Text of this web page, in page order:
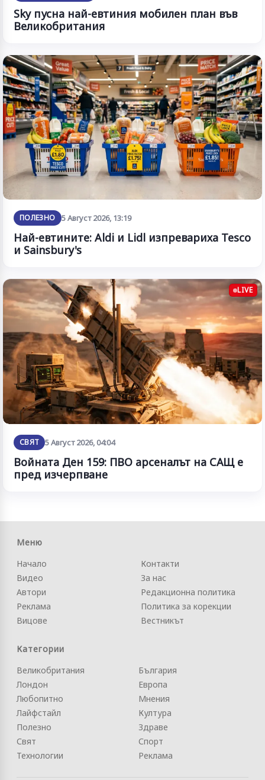
Sky пусна най-евтиния мобилен план във
Великобритания
ПОЛЕЗНО 5 Август 2026, 13:19
Най-евтините: Aldi и Lidl изпревариха Tesco
и Sainsbury's
LIVE
СВЯТ 5 Август 2026, 04:04
Войната Ден 159: ПВО арсеналът на САЩ е
пред изчерпване
Меню
Начало
Видео
Автори
Реклама
Вицове
Контакти
За нас
Редакционна политика
Политика за корекции
Вестникът
Категории
Великобритания
Лондон
Любопитно
Лайфстайл
Полезно
Свят
Технологии
България
Европа
Мнения
Култура
Здраве
Спорт
Реклама